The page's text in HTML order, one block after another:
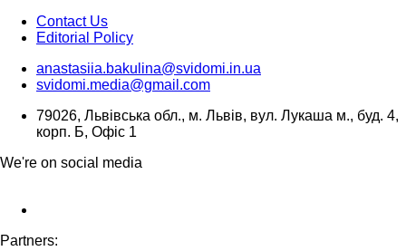
Contact Us
Editorial Policy
anastasiia.bakulina@svidomi.in.ua
svidomi.media@gmail.com
79026, Львівська обл., м. Львів, вул. Лукаша м., буд. 4,
корп. Б, Офіс 1
We're on social media
Partners: